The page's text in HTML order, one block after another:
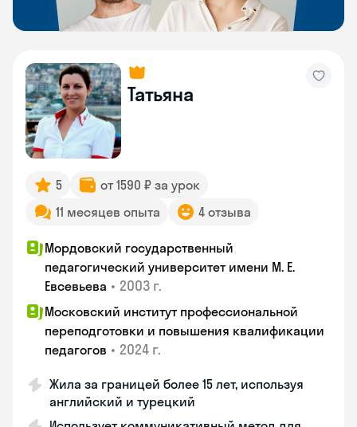
Татьяна
5
от 1590 ₽ за урок
11 месяцев опыта
4 отзыва
Мордовский государственный
педагогический университет имени М. Е.
Евсевьева • 2003 г.
Московский институт профессиональной
переподготовки и повышения квалификации
педагогов • 2024 г.
Жила за границей более 15 лет, используя
английский и турецкий